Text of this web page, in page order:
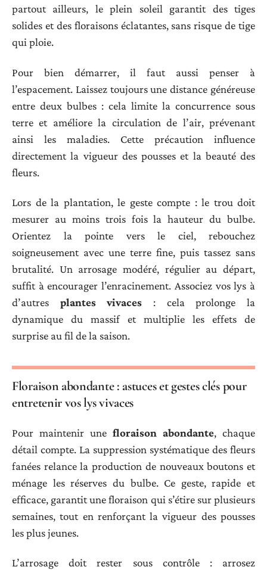
partout ailleurs, le plein soleil garantit des tiges
solides et des floraisons éclatantes, sans risque de tige
qui ploie.
Pour bien démarrer, il faut aussi penser à
l’espacement. Laissez toujours une distance généreuse
entre deux bulbes : cela limite la concurrence sous
terre et améliore la circulation de l’air, prévenant
ainsi les maladies. Cette précaution influence
directement la vigueur des pousses et la beauté des
fleurs.
Lors de la plantation, le geste compte : le trou doit
mesurer au moins trois fois la hauteur du bulbe.
Orientez la pointe vers le ciel, rebouchez
soigneusement avec une terre fine, puis tassez sans
brutalité. Un arrosage modéré, régulier au départ,
suffit à encourager l’enracinement. Associez vos lys à
d’autres plantes vivaces : cela prolonge la
dynamique du massif et multiplie les effets de
surprise au fil de la saison.
Floraison abondante : astuces et gestes clés pour
entretenir vos lys vivaces
Pour maintenir une floraison abondante, chaque
détail compte. La suppression systématique des fleurs
fanées relance la production de nouveaux boutons et
ménage les réserves du bulbe. Ce geste, rapide et
efficace, garantit une floraison qui s’étire sur plusieurs
semaines, tout en renforçant la vigueur des pousses
les plus jeunes.
L’arrosage doit rester sous contrôle : arrosez